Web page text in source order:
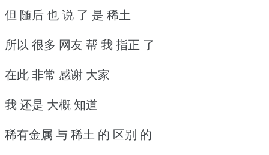
但 随后 也 说 了 是 稀土
所以 很多 网友 帮 我 指正 了
在此 非常 感谢 大家
我 还是 大概 知道
稀有金属 与 稀土 的 区别 的